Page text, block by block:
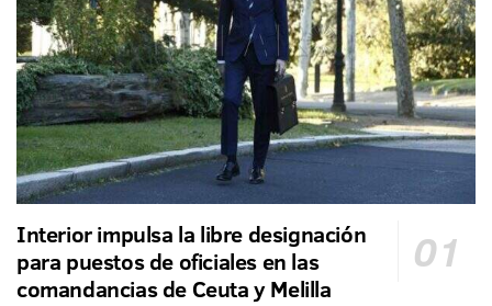
Interior impulsa la libre designación
para puestos de oficiales en las
comandancias de Ceuta y Melilla